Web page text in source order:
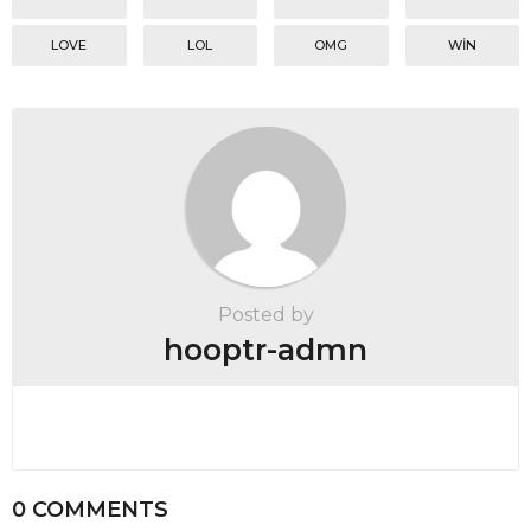
LOVE LOL OMG WIN
Posted by
hooptr-admn
0 COMMENTS